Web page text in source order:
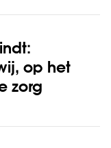
op het
zorg